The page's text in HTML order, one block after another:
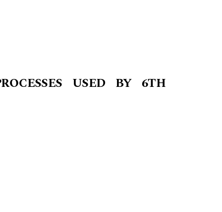
USED BY 6TH